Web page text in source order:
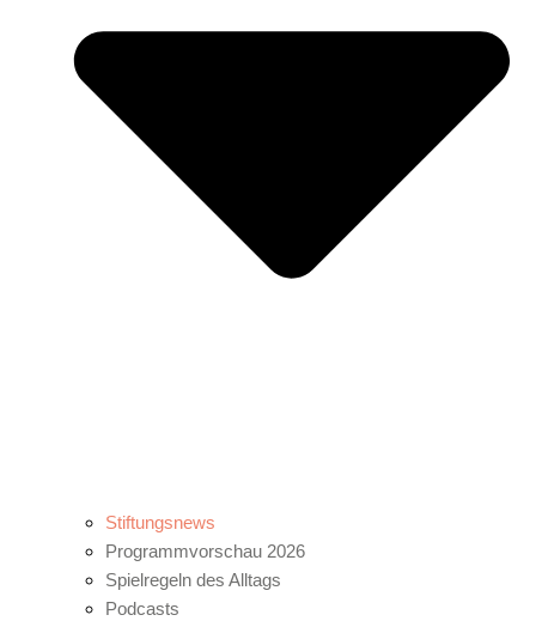
Stiftungsnews
Programmvorschau 2026
Spielregeln des Alltags
Podcasts